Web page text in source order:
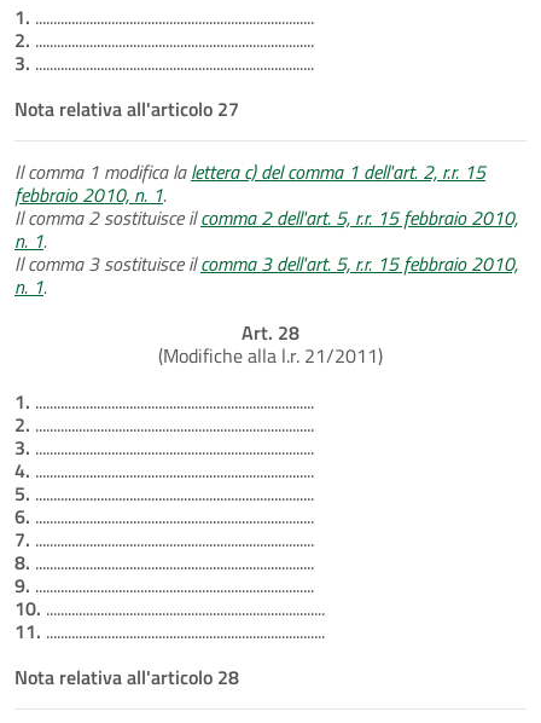
1. .............................................................................
2. .............................................................................
3. .............................................................................
Nota relativa all'articolo 27
Il comma 1 modifica lalettera c) del comma 1 dell'art. 2, r.r. 15
febbraio 2010, n. 1.
Il comma 2 sostituisce ilcomma 2 dell'art. 5, r.r. 15 febbraio 2010,
n. 1.
Il comma 3 sostituisce ilcomma 3 dell'art. 5, r.r. 15 febbraio 2010,
n. 1.
Art. 28
(Modifiche alla l.r. 21/2011)
1. .............................................................................
2. .............................................................................
3. .............................................................................
4. .............................................................................
5. .............................................................................
6. .............................................................................
7. .............................................................................
8. .............................................................................
9. .............................................................................
10. .............................................................................
11. .............................................................................
Nota relativa all'articolo 28